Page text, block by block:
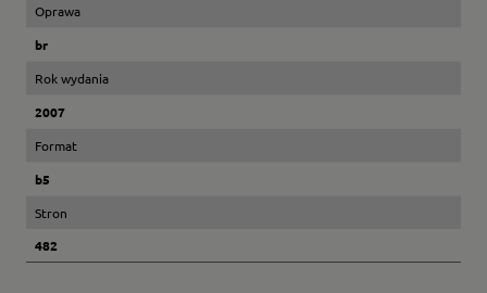
Oprawa
br
Rok wydania
2007
Format
b5
Stron
482